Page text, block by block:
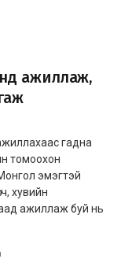
ажиллаж,
гадна
томоохон
эмэгтэй
хувийн
ажиллаж буй нь